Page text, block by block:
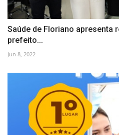
Saúde de Floriano apresenta
prefeito...
Jun 8, 2022